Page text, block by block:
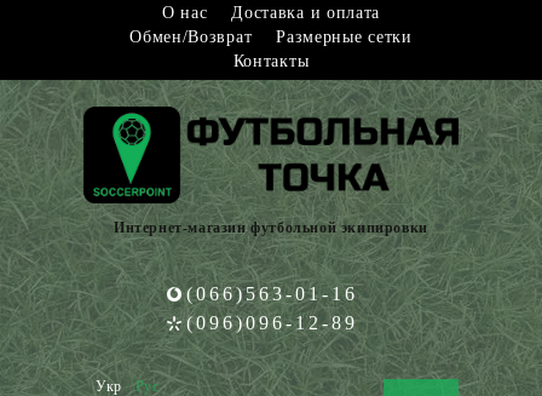
О нас
Доставка и оплата
Обмен/Возврат
Размерные сетки
Контакты
Интернет-магазин футбольной экипировки
(066)563-01-16
(096)096-12-89
Укр Рус